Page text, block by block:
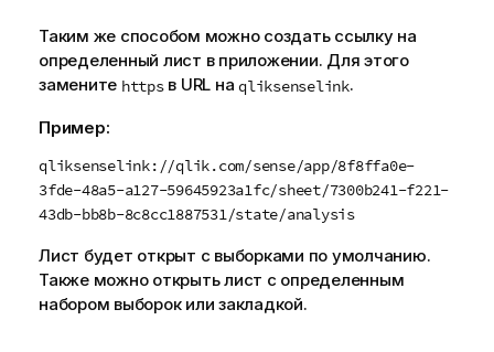
Таким же способом можно создать ссылку на
определенный лист в приложении. Для этого
замените httpsв URL на qliksenselink.
Пример:
qliksenselink://qlik.com/sense/app/8f8ffa0e-
3fde-48a5-a127-59645923a1fc/sheet/7300b241-f221-
43db-bb8b-8c8cc1887531/state/analysis
Лист будет открыт с выборками по умолчанию.
Также можно открыть лист с определенным
набором выборок или закладкой.